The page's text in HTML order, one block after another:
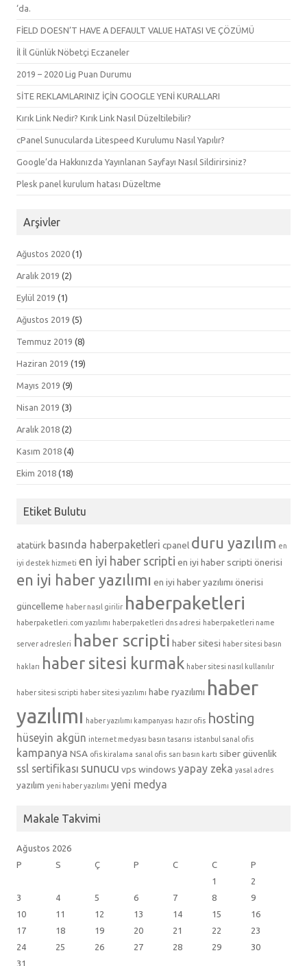
‘da.
FİELD DOESN’T HAVE A DEFAULT VALUE HATASI VE ÇÖZÜMÜ
İl İl Günlük Nöbetçi Eczaneler
2019 – 2020 Lig Puan Durumu
SİTE REKLAMLARINIZ İÇİN GOOGLE YENİ KURALLARI
Kırık Link Nedir? Kırık Link Nasıl Düzeltilebilir?
cPanel Sunucularda Litespeed Kurulumu Nasıl Yapılır?
Google’da Hakkınızda Yayınlanan Sayfayı Nasıl Sildirirsiniz?
Plesk panel kurulum hatası Düzeltme
Arşivler
Ağustos 2020 (1)
Aralık 2019 (2)
Eylül 2019 (1)
Ağustos 2019 (5)
Temmuz 2019 (8)
Haziran 2019 (19)
Mayıs 2019 (9)
Nisan 2019 (3)
Aralık 2018 (2)
Kasım 2018 (4)
Ekim 2018 (18)
Etiket Bulutu
atatürk basında haberpaketleri cpanel duru yazılım en
iyi destek hizmeti en iyi haber scripti en iyi haber scripti önerisi
en iyi haber yazılımı en iyi haber yazılımı önerisi
güncelleme haber nasıl girilir haberpaketleri
haberpaketleri.com yazılımı haberpaketleri dns adresi haberpaketleri name
server adresleri haber scripti haber sitesi haber sitesi basın
hakları haber sitesi kurmak haber sitesi nasıl kullanılır
haber sitesi scripti haber sitesi yazılımı habe ryazılımı haber
yazılımı haber yazılımı kampanyası hazır ofis hosting
hüseyin akgün internet medyası basın tasarısı istanbul sanal ofis
kampanya NSA ofis kiralama sanal ofis sarı basın kartı siber güvenlik
ssl sertifikası sunucu vps windows yapay zeka yasal adres
yazılım yeni haber yazılımı yeni medya
Makale Takvimi
Ağustos 2026
P
S Ç P C C
P
1
2
3
4 5 6 7 8
9
10
11 12 13 14 15
16
17
18 19 20 21 22
23
24
25 26 27 28 29
30
31